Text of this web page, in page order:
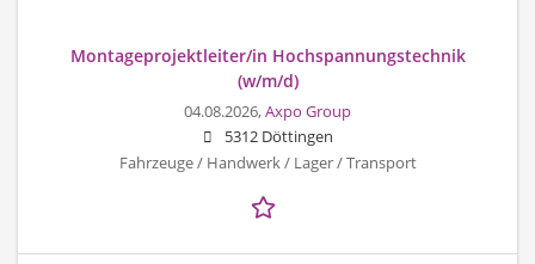
Montageprojektleiter/in Hochspannungstechnik
(w/m/d)
04.08.2026,Axpo Group
5312 Döttingen
Fahrzeuge / Handwerk / Lager / Transport